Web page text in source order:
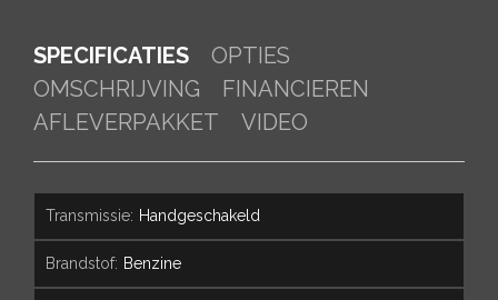
SPECIFICATIES
OPTIES
OMSCHRIJVING
FINANCIEREN
AFLEVERPAKKET
VIDEO
transmissie: Handgeschakeld
brandstof: Benzine